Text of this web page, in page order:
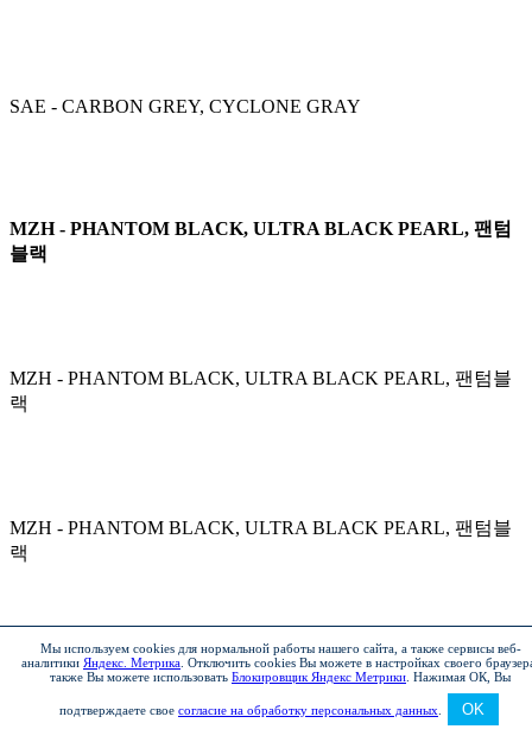
SAE - CARBON GREY, CYCLONE GRAY
MZH - PHANTOM BLACK, ULTRA BLACK PEARL, 팬텀
블랙
MZH - PHANTOM BLACK, ULTRA BLACK PEARL, 팬텀블
랙
MZH - PHANTOM BLACK, ULTRA BLACK PEARL, 팬텀블
랙
MZH - PHANTOM BLACK, ULTRA BLACK PEARL, 팬텀블
Мы используем cookies для нормальной работы нашего сайта, а также сервисы веб-
аналитики Яндекс. Метрика Отключить cookies Вы можете в настройках своего
также Вы можете использовать Блокировщик Яндекс Метрики Нажимая ОК, Вы
подтверждаете свое согласие на обработку персональных данных OK